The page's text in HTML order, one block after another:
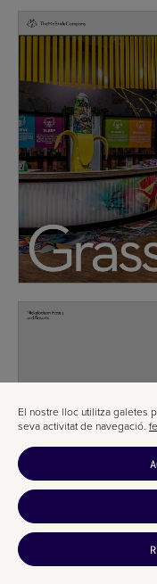
El nostre lloc utilitza galetes
seva activitat de navegació.